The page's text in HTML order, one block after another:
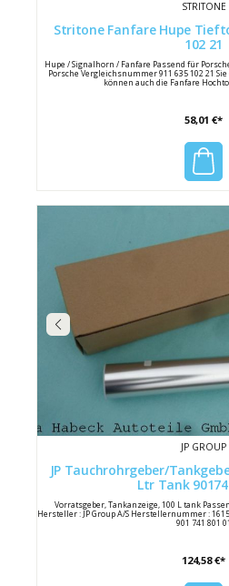
STRITONE
Stritone Fanfare Hupe
102 21
Hupe / Signalhorn / Fanfare Passend für
Porsche Vergleichsnummer 911 635 102 21
können auch die Fanfare
58,01 €*
JP GROUP
JP Tauchrohrgeber/
Ltr Tank
Vorratsgeber, Tankanzeige, 100 L tank
Hersteller : JP Group A/S Herstellernummer :
901 741 801 01
124,58 €*